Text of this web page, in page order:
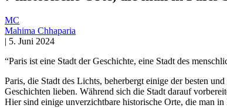
MC
Mahima Chhaparia
| 5. Juni 2024
“Paris ist eine Stadt der Geschichte, eine Stadt des
Paris, die Stadt des Lichts, beherbergt einige der besten
Geschichten lieben. Während sich die Stadt darauf
Hier sind einige unverzichtbare historische Orte, die man in